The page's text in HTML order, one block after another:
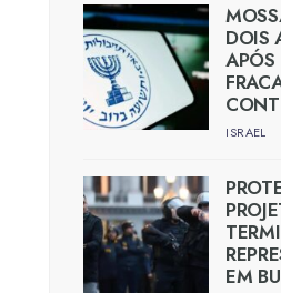
DOIS
ISRAEL
EM